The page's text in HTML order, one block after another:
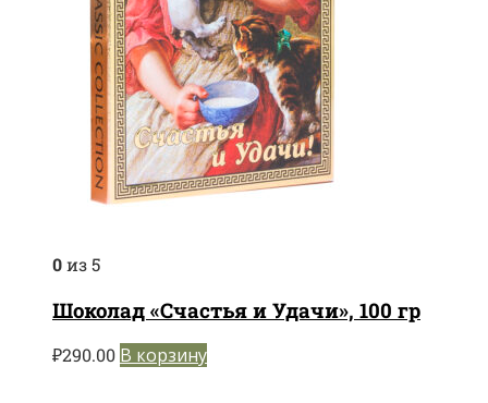
0из 5
Шоколад «Счастья и Удачи», 100 гр
₽290.00 В корзину